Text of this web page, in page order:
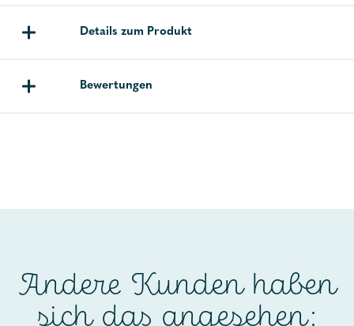
Details zum Produkt
Bewertungen
Andere Kunden haben
sich das angesehen: